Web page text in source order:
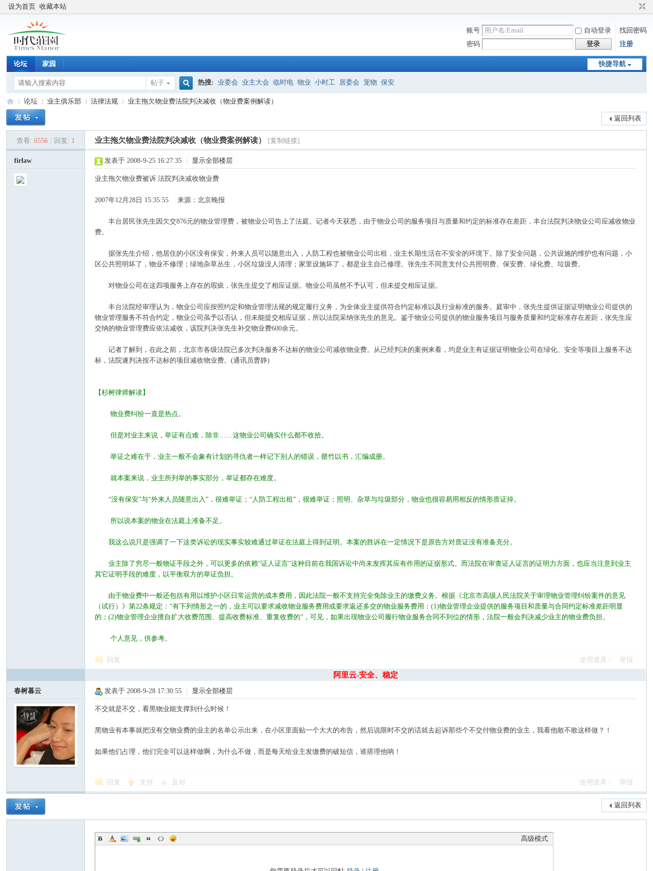
设为首页 收藏本站
账号 自动登录
找回密码
密码
登录 注册
快捷导航
论坛 家园
帖子
搜
索
热搜: 业委会 业主大会 临时电 物业 小时工 居委会 宠物 保安
»
论坛
›
业主俱乐部 法律法规
›
业主拖欠物业费法院判决减收（物业费案例解读）
返回列表
查看: 6556 回复: 1 业主拖欠物业费法院判决减收（物业费案例解读） [复制链接]
firlaw 发表于 2008-9-25 16:27:35 显示全部楼层
业主拖欠物业费被诉 法院判决减收物业费
2007年12月28日 15:35:55 来源：北京晚报
丰台居民张先生因欠交876元的物业管理费，被物业公司告上了法庭。记者今天获悉，由于物业公司的服务项目与质量和约定的标准存在差距，丰台法院判决物业公司应减收物业
费。
据张先生介绍，他居住的小区没有保安，外来人员可以随意出入，人防工程也被物业公司出租，业主长期生活在不安全的环境下。除了安全问题，公共设施的维护也有问题，小
区公共照明坏了，物业不修理；绿地杂草丛生，小区垃圾没人清理；家里设施坏了，都是业主自己修理。张先生不同意支付公共照明费、保安费、绿化费、垃圾费。
对物业公司在这四项服务上存在的瑕疵，张先生提交了相应证据。物业公司虽然不予认可，但未提交相应证据。
丰台法院经审理认为，物业公司应按照约定和物业管理法规的规定履行义务，为全体业主提供符合约定标准以及行业标准的服务。庭审中，张先生提供证据证明物业公司提供的
物业管理服务不符合约定，物业公司虽予以否认，但未能提交相应证据，所以法院采纳张先生的意见。鉴于物业公司提供的物业服务项目与服务质量和约定标准存在差距，张先生应
交纳的物业管理费应依法减收，该院判决张先生补交物业费600余元。
记者了解到，在此之前，北京市各级法院已多次判决服务不达标的物业公司减收物业费。从已经判决的案例来看，均是业主有证据证明物业公司在绿化、安全等项目上服务不达
标，法院遂判决按不达标的项目减收物业费。(通讯员曹静)
【杉树律师解读】
物业费纠纷一直是热点。
但是对业主来说，举证有点难，除非……这物业公司确实什么都不收拾。
举证之难在于，业主一般不会象有计划的寻仇者一样记下别人的错误，罄竹以书，汇编成册。
就本案来说，业主所列举的事实部分，举证都存在难度。
“没有保安”与“外来人员随意出入”，很难举证；“人防工程出租”，很难举证；照明、杂草与垃圾部分，物业也很容易用相反的情形质证掉。
所以说本案的物业在法庭上准备不足。
我这么说只是强调了一下这类诉讼的现实事实较难通过举证在法庭上得到证明。本案的胜诉在一定情况下是原告方对质证没有准备充分。
业主除了穷尽一般物证手段之外，可以更多的依赖“证人证言”这种目前在我国诉讼中尚未发挥其应有作用的证据形式。而法院在审查证人证言的证明力方面，也应当注意到业主
其它证明手段的难度，以平衡双方的举证负担。
由于物业费中一般还包括有用以维护小区日常运营的成本费用，因此法院一般不支持完全免除业主的缴费义务。根据《北京市高级人民法院关于审理物业管理纠纷案件的意见
（试行）》第22条规定：“有下列情形之一的，业主可以要求减收物业服务费用或要求返还多交的物业服务费用：(1)物业管理企业提供的服务项目和质量与合同约定标准差距明显
的；(2)物业管理企业擅自扩大收费范围、提高收费标准、重复收费的”，可见，如果出现物业公司履行物业服务合同不到位的情形，法院一般会判决减少业主的物业费负担。
个人意见，供参考。
回复 使用道具 举报
阿里云-安全、稳定
春树暮云 发表于 2008-9-28 17:30:55 显示全部楼层
不交就是不交，看黑物业能支撑到什么时候！
黑物业有本事就把没有交物业费的业主的名单公示出来，在小区里面贴一个大大的布告，然后说限时不交的话就去起诉那些个不交付物业费的业主，我看他敢不敢这样做？！
如果他们占理，他们完全可以这样做啊，为什么不做，而是每天给业主发缴费的破短信，谁搭理他呐！
回复 支持 反对 使用道具 举报
返回列表
高级模式